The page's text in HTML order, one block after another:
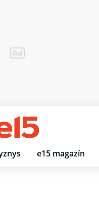
e15 magazín